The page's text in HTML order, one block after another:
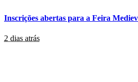
Inscrições abertas para a Feira
2 dias atrás